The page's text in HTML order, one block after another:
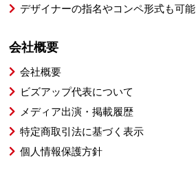
デザイナーの指名やコンペ形式も可能
会社概要
会社概要
ビズアップ代表について
メディア出演・掲載履歴
特定商取引法に基づく表示
個人情報保護方針